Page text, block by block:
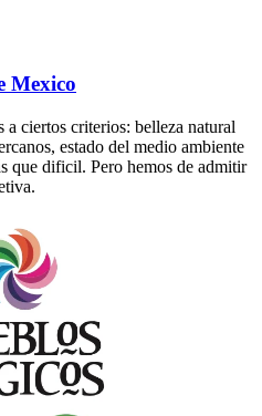
Mexico
a ciertos criterios: belleza natural
estado del medio ambiente
que dificil. Pero hemos de admitir